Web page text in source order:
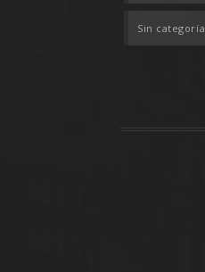
Sin categoría